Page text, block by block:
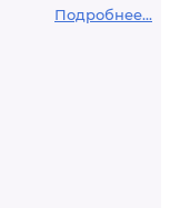
Подробнее...